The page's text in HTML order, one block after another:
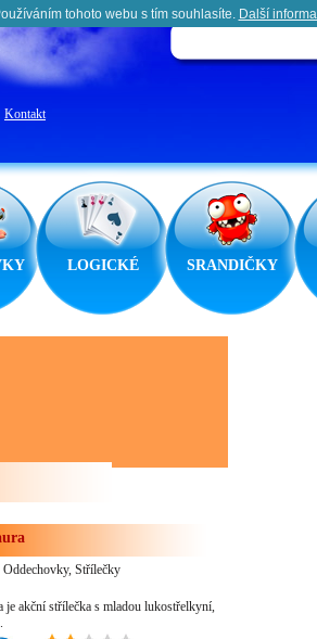
tohoto webu s tím souhlasíte. Další
Kontakt
LOGICKÉ SRANDIČKY
Oddechovky, Střílečky
je akční střílečka s mladou lukostřelkyní,